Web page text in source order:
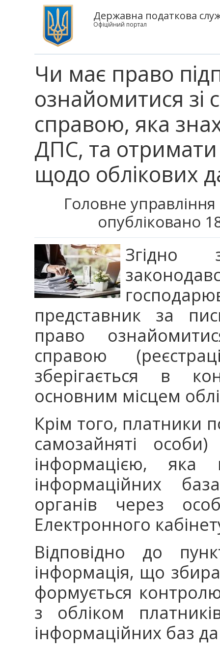
Державна податкова
Офіційний портал
Чи має право
ознайомитися зі
справою, яка
ДПС, та отримати
щодо облікових
Головне управління
опубліковано
Згідно
представник за
право
справою
зберігається в
основним місцем
Крім того, платники
самозайняті
інформацією,
інформаційних
органів через
Електронного
Відповідно до
інформація, що
формується
з обліком
інформаційних баз